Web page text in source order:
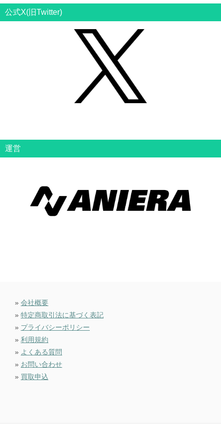
公式X(旧Twitter)
運営
» 会社概要
» 特定商取引法に基づく表記
» プライバシーポリシー
» 利用規約
» よくある質問
» お問い合わせ
» 買取申込